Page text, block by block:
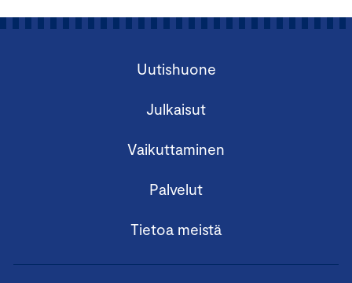
Uutishuone
Julkaisut
Vaikuttaminen
Palvelut
Tietoa meistä